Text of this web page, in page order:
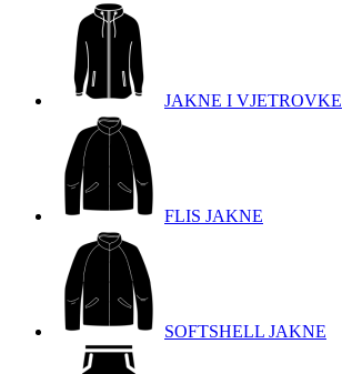
JAKNE I VJETROVKE
FLIS JAKNE
SOFTSHELL JAKNE